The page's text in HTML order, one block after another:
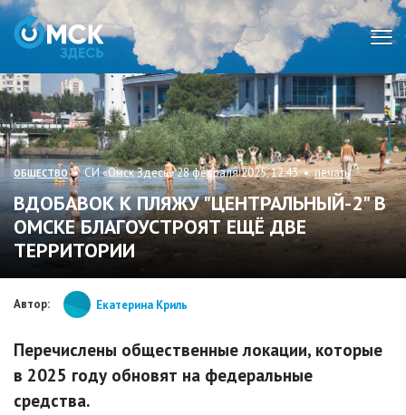
ОБЩЕСТВО• СИ «Омск Здесь» 28 февраля 2025, 12:43 •печать
ВДОБАВОК К ПЛЯЖУ "ЦЕНТРАЛЬНЫЙ-2" В
ОМСКЕ БЛАГОУСТРОЯТ ЕЩЁ ДВЕ
ТЕРРИТОРИИ
Автор: Екатерина Криль
Перечислены общественные локации, которые
в 2025 году обновят на федеральные
средства.